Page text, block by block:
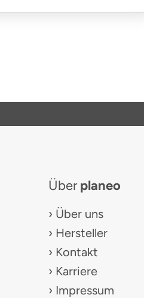
Überplaneo
Über uns
Hersteller
Kontakt
Karriere
Impressum